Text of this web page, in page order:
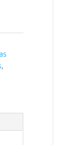
,